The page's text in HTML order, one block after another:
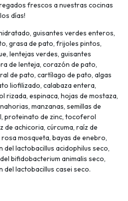
frescos a nuestras cocinas
días!
guisantes verdes enteros,
grasa de pato, frijoles pintos,
lentejas verdes, guisantes
de lenteja, corazón de pato,
de pato, cartílago de pato, algas
liofilizado, calabaza entera,
rizada, espinaca, hojas de mostaza,
manzanas, semillas de
proteinato de zinc, tocoferol
achicoria, cúrcuma, raíz de
mosqueta, bayas de enebro,
lactobacillus acidophilus seco,
bifidobacterium animalis seco,
lactobacillus casei seco.